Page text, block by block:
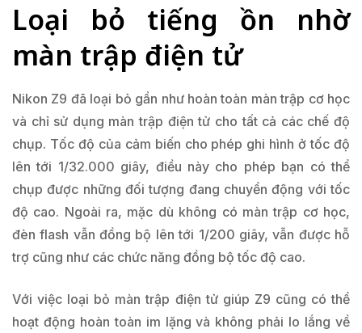
Loại bỏ tiếng ồn nhờ
màn trập điện tử
Nikon Z9 đã loại bỏ gần như hoàn toàn màn trập cơ học
và chỉ sử dụng màn trập điện tử cho tất cả các chế độ
chụp. Tốc độ của cảm biến cho phép ghi hình ở tốc độ
lên tới 1/32.000 giây, điều này cho phép bạn có thể
chụp được những đối tượng đang chuyển động với tốc
độ cao. Ngoài ra, mặc dù không có màn trập cơ học,
đèn flash vẫn đồng bộ lên tới 1/200 giây, vẫn được hỗ
trợ cũng như các chức năng đồng bộ tốc độ cao.
Với việc loại bỏ màn trập điện tử giúp Z9 cũng có thể
hoạt động hoàn toàn im lặng và không phải lo lắng về